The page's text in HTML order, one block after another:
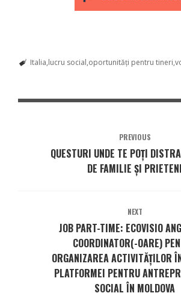
Italia lucru social oportunități pentru tineri
PREVIOUS
QUESTURI UNDE TE POȚI
DE FAMILIE ȘI PRIETENI
NEXT
JOB PART-TIME: ECOVISIO
COORDINATOR(-OARE)
ORGANIZAREA ACTIVITĂȚILOR
PLATFORMEI PENTRU
SOCIAL ÎN MOLDOVA